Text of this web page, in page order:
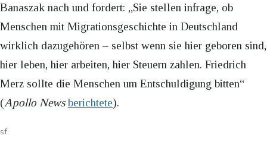
Banaszak nach und fordert: „Sie stellen infrage, ob
Menschen mit Migrationsgeschichte in Deutschland
wirklich dazugehören – selbst wenn sie hier geboren sind,
hier leben, hier arbeiten, hier Steuern zahlen. Friedrich
Merz sollte die Menschen um Entschuldigung bitten“
(Apollo News berichtete).
sf